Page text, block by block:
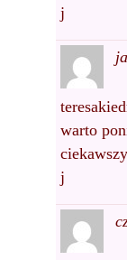
j
warto
j